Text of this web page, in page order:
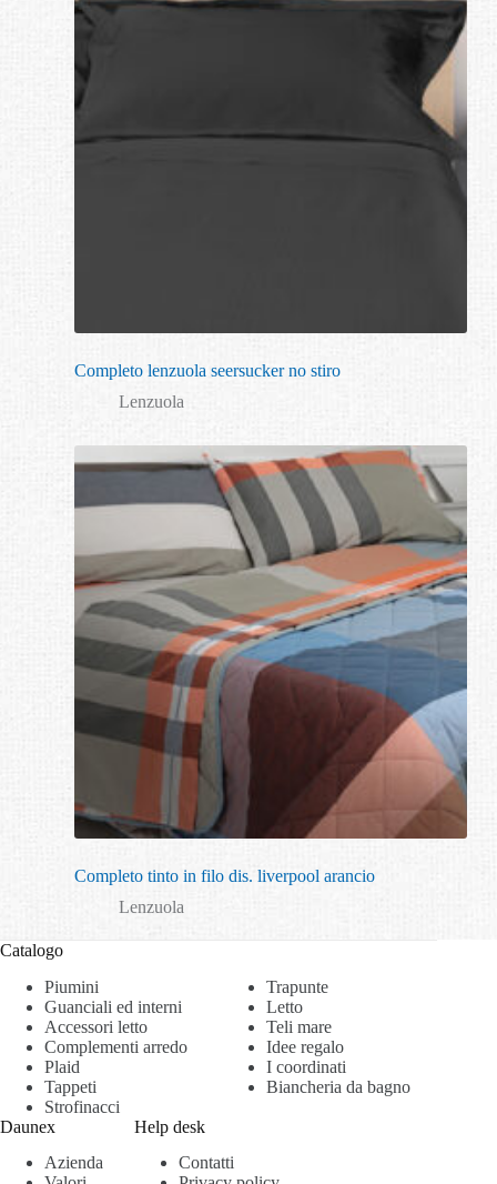
Completo lenzuola seersucker no stiro
Lenzuola
Completo tinto in filo dis. liverpool arancio
Lenzuola
Catalogo
Piumini
Trapunte
Guanciali ed interni
Letto
Accessori letto
Teli mare
Complementi arredo
Idee regalo
Plaid
I coordinati
Tappeti
Biancheria da bagno
Strofinacci
Daunex
Azienda
Help desk
Contatti